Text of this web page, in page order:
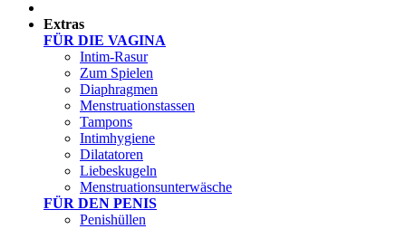
Extras
FÜR DIE VAGINA
Intim-Rasur
Zum Spielen
Diaphragmen
Menstruationstassen
Tampons
Intimhygiene
Dilatatoren
Liebeskugeln
Menstruationsunterwäsche
FÜR DEN PENIS
Penishüllen